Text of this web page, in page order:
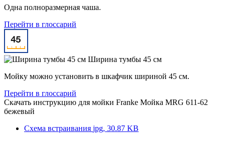
Одна полноразмерная чаша.
Перейти в глоссарий
Ширина тумбы 45 см
Мойку можно установить в шкафчик шириной 45 см.
Перейти в глоссарий
Скачать инструкцию для мойки Franke Мойка MRG 611-62
бежевый
Схема встраивания jpg, 30.87 KB